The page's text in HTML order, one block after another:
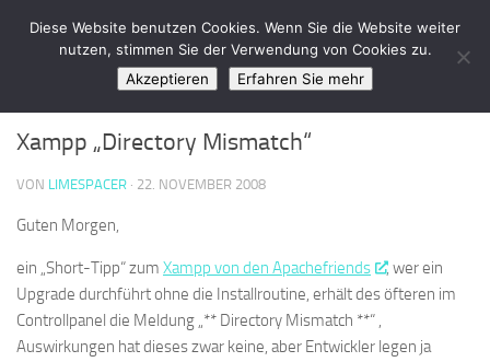
Zum Inhalt springen
LimeSpace - IT
Xampp „Directory Mismatch“
VON LIMESPACER · 22. NOVEMBER 2008
Guten Morgen,
ein „Short-Tipp“ zum Xampp von den Apachefriends
, wer ein
Upgrade durchführt ohne die Installroutine, erhält des öfteren im
Controllpanel die Meldung „** Directory Mismatch **“ ,
Auswirkungen hat dieses zwar keine, aber Entwickler legen ja
Diese Website benutzen Cookies. Wenn Sie die Website weiter
nutzen, stimmen Sie der Verwendung von Cookies zu.
Akzeptieren
Erfahren Sie mehr